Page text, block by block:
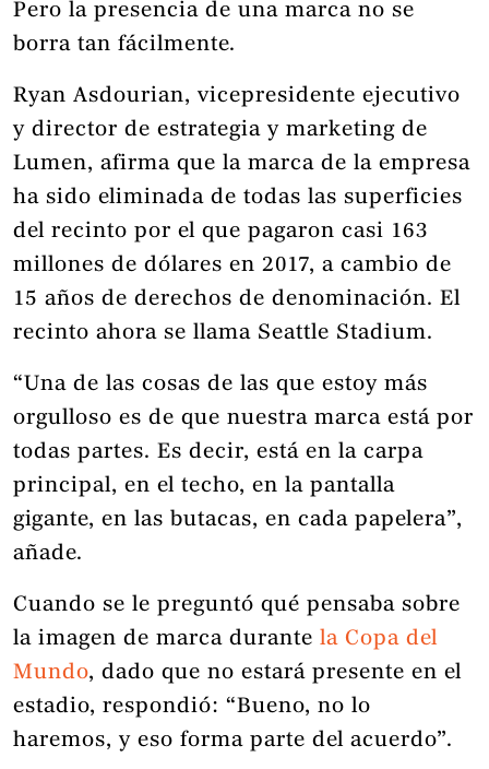
Pero la presencia de una marca no se
borra tan fácilmente.
Ryan Asdourian, vicepresidente ejecutivo
y director de estrategia y marketing de
Lumen, afirma que la marca de la empresa
ha sido eliminada de todas las superficies
del recinto por el que pagaron casi 163
millones de dólares en 2017, a cambio de
15 años de derechos de denominación. El
recinto ahora se llama Seattle Stadium.
“Una de las cosas de las que estoy más
orgulloso es de que nuestra marca está por
todas partes. Es decir, está en la carpa
principal, en el techo, en la pantalla
gigante, en las butacas, en cada papelera”,
añade.
Cuando se le preguntó qué pensaba sobre
la imagen de marca durante la Copa del
Mundo, dado que no estará presente en el
estadio, respondió: “Bueno, no lo
haremos, y eso forma parte del acuerdo”.